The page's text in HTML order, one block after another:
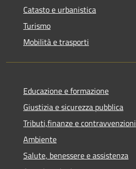
Catasto e urbanistica
Turismo
Mobilità e trasporti
Educazione e formazione
Giustizia e sicurezza pubblica
Tributi,finanze e contravvenzioni
Ambiente
Salute, benessere e assistenza